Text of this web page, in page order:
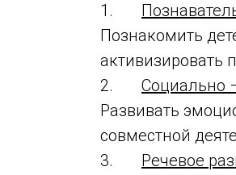
1.
Познакомить
активизировать
2. Социально
Развивать
совместной
3. Речевое